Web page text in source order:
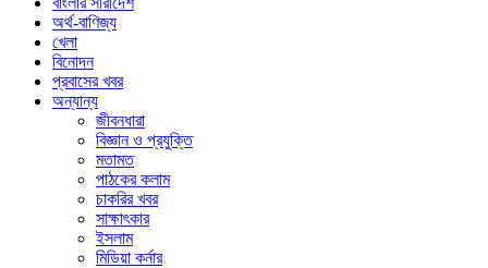
অর্থ-বাণিজ্য
খেলা
বিনোদন
প্রবাসের খবর
অন্যান্য
জীবনধারা
বিজ্ঞান ও প্রযুক্তি
মতামত
পাঠকের কলাম
চাকরির খবর
সাক্ষাৎকার
ইসলাম
মিডিয়া কর্নার